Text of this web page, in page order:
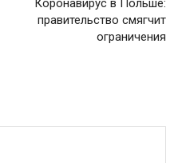
Коронавирус в Польше:
правительство смягчит
ограничения